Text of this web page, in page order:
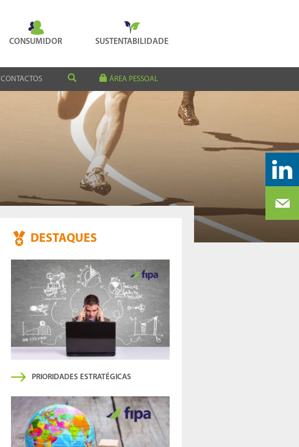
CONSUMIDOR SUSTENTABILIDADE
CONTACTOS ÁREA PESSOAL
DESTAQUES
PRIORIDADES ESTRATÉGICAS